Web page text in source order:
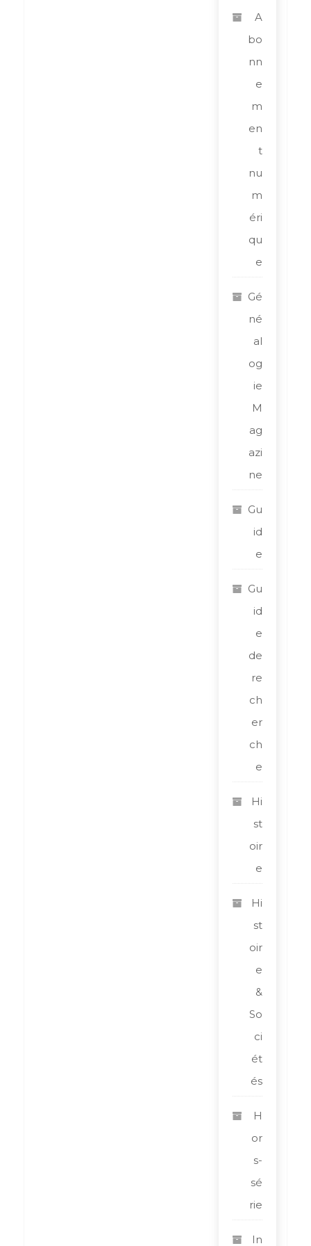
A
bo
nn
e
m
en
t
nu
m
éri
qu
e
Gé
né
al
og
ie
M
ag
azi
ne
Gu
id
e
Gu
id
e
de
re
ch
er
ch
e
Hi
st
oir
e
Hi
st
oir
e
&
So
ci
ét
és
H
or
s-
sé
rie
In